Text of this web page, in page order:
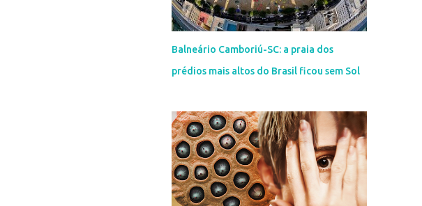
Balneário Camboriú-SC: a praia dos
prédios mais altos do Brasil ficou sem Sol